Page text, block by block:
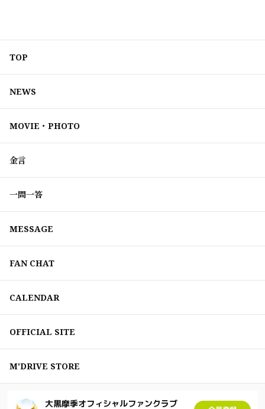
TOP
NEWS
MOVIE・PHOTO
金言
一問一答
MESSAGE
FAN CHAT
CALENDAR
OFFICIAL SITE
M'DRIVE STORE
大黒摩季オフィシャルファンクラブ